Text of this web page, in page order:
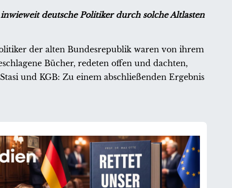
deutsche Politiker durch solche Altlasten
der alten Bundesrepublik waren von ihrem
Bücher, redeten offen und dachten,
und KGB: Zu einem abschließenden Ergebnis